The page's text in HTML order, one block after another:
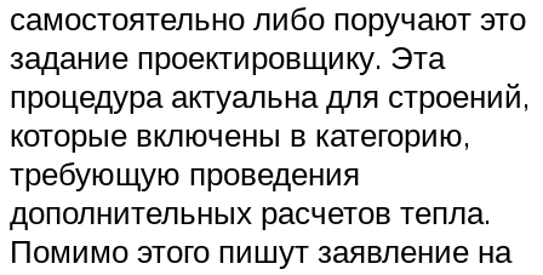
самостоятельно либо поручают это
задание проектировщику. Эта
процедура актуальна для строений,
которые включены в категорию,
требующую проведения
дополнительных расчетов тепла.
Помимо этого пишут заявление на